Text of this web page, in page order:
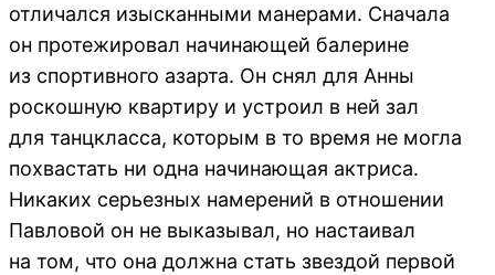
отличался изысканными манерами. Сначала
он протежировал начинающей балерине
из спортивного азарта. Он снял для Анны
роскошную квартиру и устроил в ней зал
для танцкласса, которым в то время не могла
похвастать ни одна начинающая актриса.
Никаких серьезных намерений в отношении
Павловой он не выказывал, но настаивал
на том, что она должна стать звездой первой